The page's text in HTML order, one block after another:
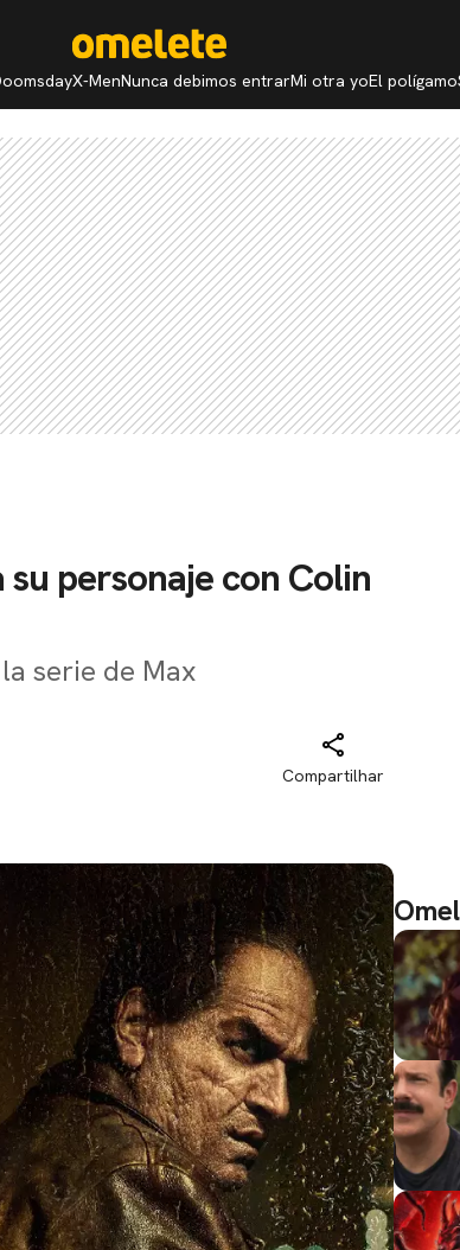
X-MenNunca debimos entrarMi otra yoEl polígamo
personaje con Colin
serie de Max
Compartilhar